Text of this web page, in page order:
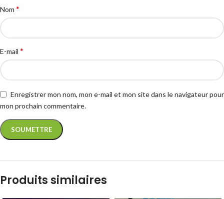
Nom *
E-mail *
Enregistrer mon nom, mon e-mail et mon site dans le navigateur pour
mon prochain commentaire.
Produits similaires